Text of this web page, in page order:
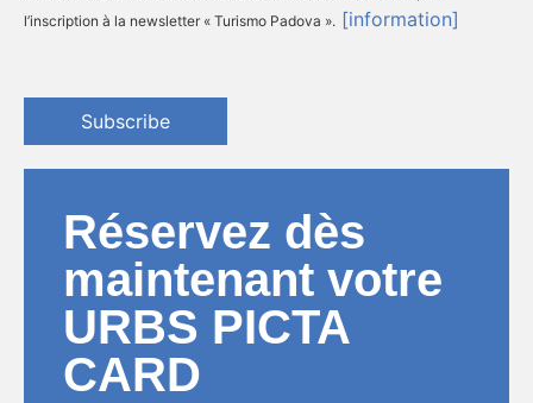
l’inscription à la newsletter « Turismo Padova ». [information]
Subscribe
Réservez dès
maintenant votre
URBS PICTA
CARD